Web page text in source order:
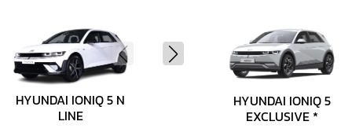
HYUNDAI IONIQ 5 N
LINE
HYUNDAI IONIQ 5
EXCLUSIVE *